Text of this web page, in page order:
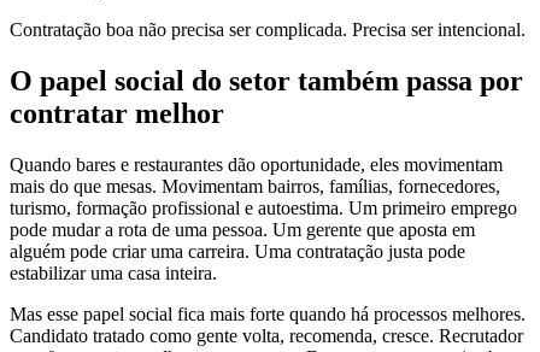
Contratação boa não precisa ser complicada. Precisa ser intencional.
O papel social do setor também passa por
contratar melhor
Quando bares e restaurantes dão oportunidade, eles movimentam
mais do que mesas. Movimentam bairros, famílias, fornecedores,
turismo, formação profissional e autoestima. Um primeiro emprego
pode mudar a rota de uma pessoa. Um gerente que aposta em
alguém pode criar uma carreira. Uma contratação justa pode
estabilizar uma casa inteira.
Mas esse papel social fica mais forte quando há processos melhores.
Candidato tratado como gente volta, recomenda, cresce. Recrutador